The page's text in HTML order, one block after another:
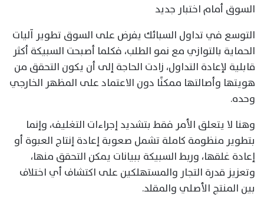
السوق أمام اختبار جديد
التوسع في تداول السبائك يفرض على السوق تطوير آليات
الحماية بالتوازي مع نمو الطلب، فكلما أصبحت السبيكة أكثر
قابلية لإعادة التداول، زادت الحاجة إلى أن يكون التحقق من
هويتها وأصالتها ممكنًا دون الاعتماد على المظهر الخارجي
وحده.
وهنا لا يتعلق الأمر فقط بتشديد إجراءات التغليف، وإنما
بتطوير منظومة كاملة تشمل صعوبة إعادة إنتاج العبوة أو
إعادة غلقها، وربط السبيكة ببيانات يمكن التحقق منها،
وتعزيز قدرة التجار والمستهلكين على اكتشاف أي اختلاف
بين المنتج الأصلي والمقلد.